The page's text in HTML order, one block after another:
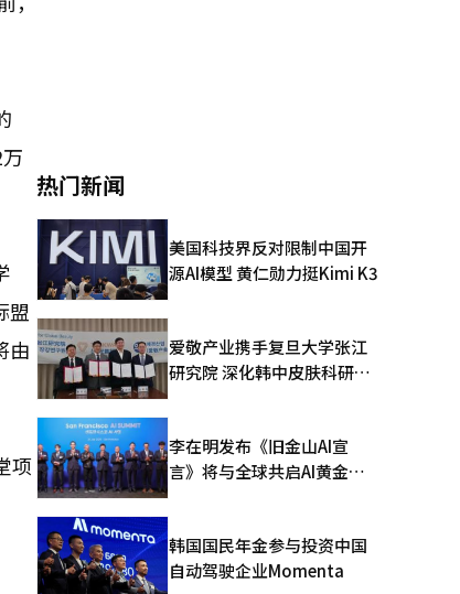
盟
由
项
热门新闻
美国科技界反对限制中国开
源AI模型 黄仁勋力挺Kimi K3
爱敬产业携手复旦大学张江
研究院 深化韩中皮肤科研合
李在明发布《旧金山AI宣
言》将与全球共启AI黄金时
韩国国民年金参与投资中国
自动驾驶企业Momenta